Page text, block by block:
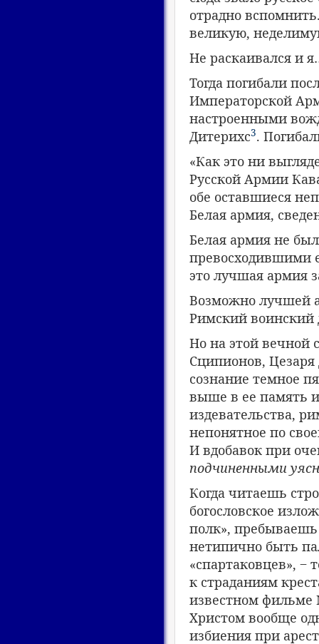
отрадно
великую,
Не раскаивался и
Тогда погибали
Императорской
настроенными
Дитерихс3.
«Как это ни
Русской Армии
обе оставшиеся
Белая армия,
Белая армия не
превосходившими
это лучшая армия
Возможно лучшей
Римский воинский
Но на этой вечной
Сципионов,
сознание темное
выше в ее память и
издевательства,
непонятное по
И вдобавок при
подчиненными
Когда читаешь
богословское
полк», пребываешь
нетипично быть
«спартаковцев», ‒
к страданиям
известном фильме
Христом вообще
избиения при